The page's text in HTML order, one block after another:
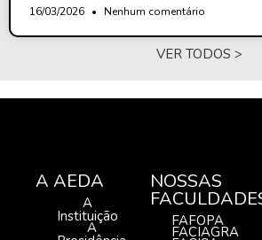
16/03/2026 Nenhum comentário
VER TODOS >
A AEDA
A
Instituição
A
NOSSAS
FAFOPA
FACIAGRA